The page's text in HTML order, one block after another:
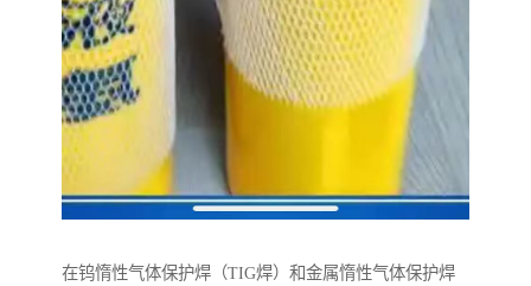
在钨惰性气体保护焊（TIG焊）和金属惰性气体保护焊